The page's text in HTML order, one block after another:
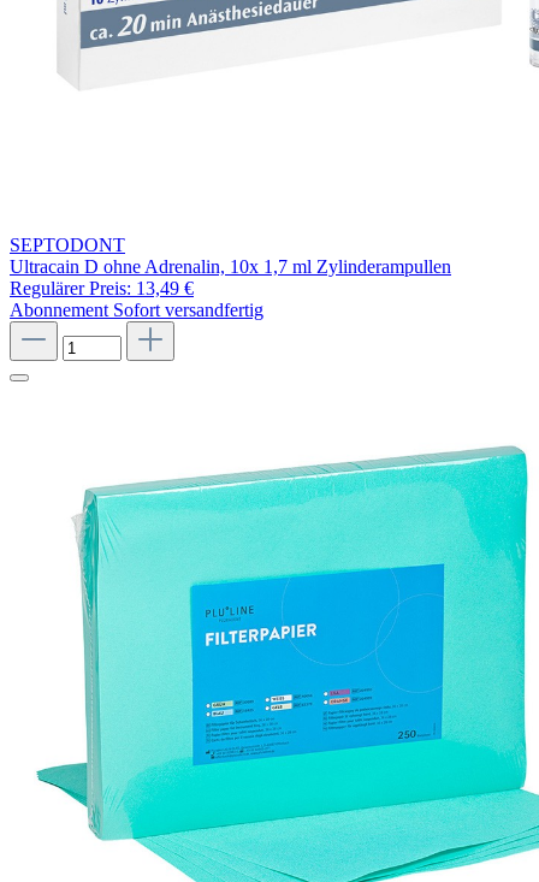
SEPTODONT
Ultracain D ohne Adrenalin, 10x 1,7 ml Zylinderampullen
Regulärer Preis: 13,49 €
Abonnement Sofort versandfertig